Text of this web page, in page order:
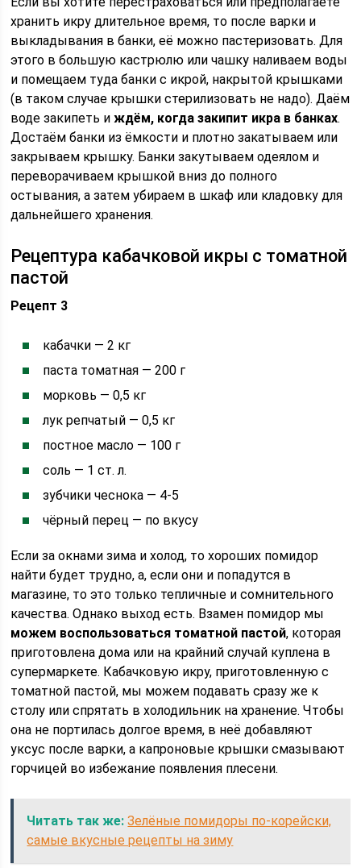
хранить икру длительное время, то после варки и
выкладывания в банки, её можно пастеризовать. Для
этого в большую кастрюлю или чашку наливаем воды
и помещаем туда банки с икрой, накрытой крышками
(в таком случае крышки стерилизовать не надо). Даём
воде закипеть иждём, когда закипит икра в банках.
Достаём банки из ёмкости и плотно закатываем или
закрываем крышку. Банки закутываем одеялом и
переворачиваем крышкой вниз до полного
остывания, а затем убираем в шкаф или кладовку для
дальнейшего хранения.
Рецептура кабачковой икры с томатной
пастой
Рецепт 3
кабачки — 2 кг
паста томатная — 200 г
морковь — 0,5 кг
лук репчатый — 0,5 кг
постное масло — 100 г
соль — 1 ст. л.
зубчики чеснока — 4-5
чёрный перец — по вкусу
Если за окнами зима и холод, то хороших помидор
найти будет трудно, а, если они и попадутся в
магазине, то это только тепличные и сомнительного
качества. Однако выход есть. Взамен помидор мы
можем воспользоваться томатной пастой, которая
приготовлена дома или на крайний случай куплена в
супермаркете. Кабачковую икру, приготовленную с
томатной пастой, мы можем подавать сразу же к
столу или спрятать в холодильник на хранение. Чтобы
она не портилась долгое время, в неё добавляют
уксус после варки, а капроновые крышки смазывают
горчицей во избежание появления плесени.
Читать так же: Зелёные помидоры по-корейски,
самые вкусные рецепты на зиму